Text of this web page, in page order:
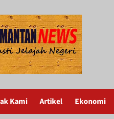
Kami Artikel Ekonomi